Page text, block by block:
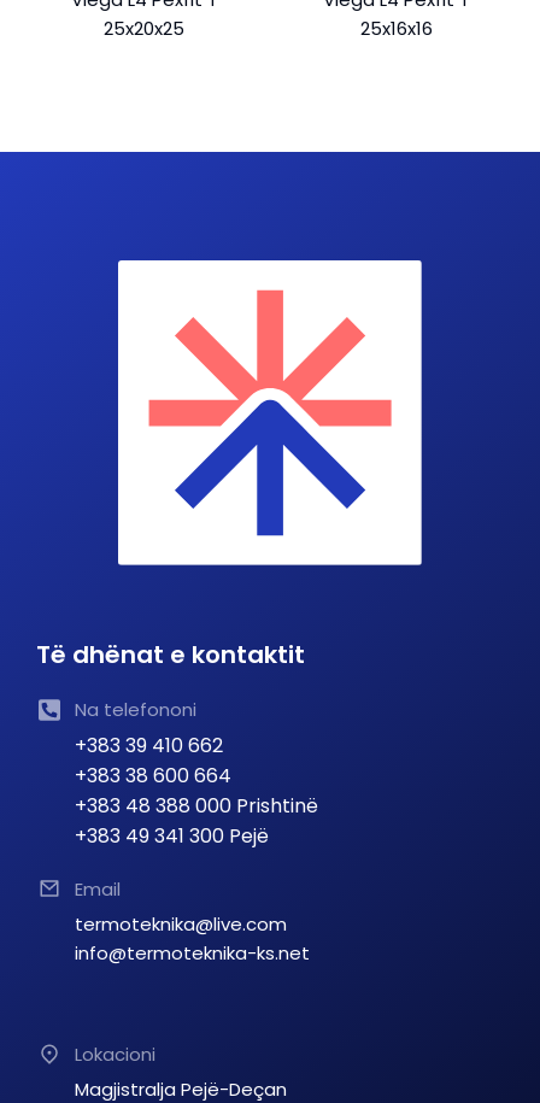
25x20x25
25x16x16
Të dhënat e kontaktit
Na telefononi
+383 39 410 662
+383 38 600 664
+383 48 388 000 Prishtinë
+383 49 341 300 Pejë
Email
termoteknika@live.com
info@termoteknika-ks.net
Lokacioni
Magjistralja Pejë-Deçan